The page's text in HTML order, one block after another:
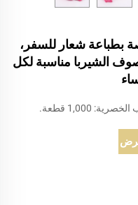
بطباعة شعار للسفر،
الشيربا مناسبة لكل
أسعار